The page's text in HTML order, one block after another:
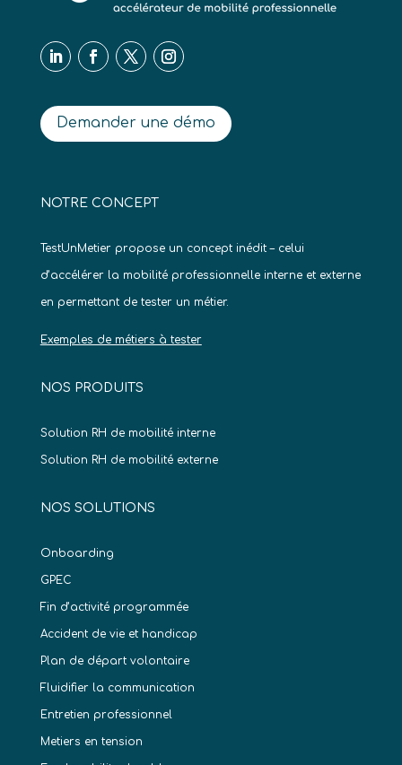
Demander une démo
NOTRE CONCEPT
TestUnMetier propose un concept inédit – celui
d’accélérer la mobilité professionnelle interne et externe
en permettant de tester un métier.
Exemples de métiers à tester
NOS PRODUITS
Solution RH de mobilité interne
Solution RH de mobilité externe
NOS SOLUTIONS
Onboarding
GPEC
Fin d’activité programmée
Accident de vie et handicap
Plan de départ volontaire
Fluidifier la communication
Entretien professionnel
Metiers en tension